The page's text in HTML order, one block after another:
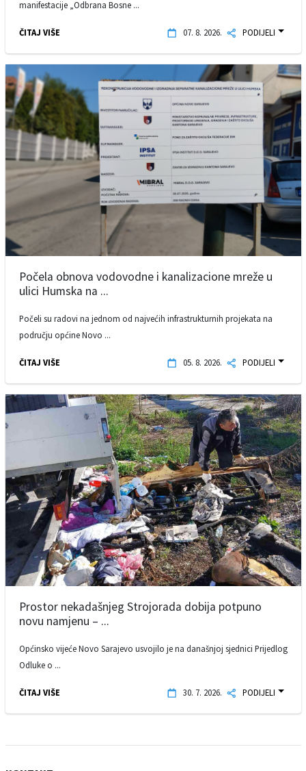
manifestacije „Odbrana Bosne ...
ČITAJ VIŠE 07. 8. 2026. PODIJELI
Počela obnova vodovodne i kanalizacione mreže u
ulici Humska na ...
Počeli su radovi na jednom od najvećih infrastrukturnih projekata na
području općine Novo ...
ČITAJ VIŠE 05. 8. 2026. PODIJELI
Prostor nekadašnjeg Strojorada dobija potpuno
novu namjenu – ...
Općinsko vijeće Novo Sarajevo usvojilo je na današnjoj sjednici Prijedlog
Odluke o ...
ČITAJ VIŠE 30. 7. 2026. PODIJELI